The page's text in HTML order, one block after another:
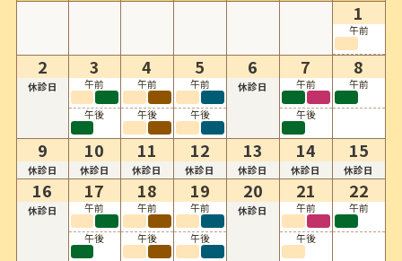
1
午前
2
休診日
3
午前
午後
4
午前
午後
5
午前
午後
6
休診日
7
午前
午後
8
午前
9
休診日
10
休診日
11
休診日
12
休診日
13
休診日
14
休診日
15
休診日
16
休診日
17
午前
午後
18
午前
午後
19
午前
午後
20
休診日
21
午前
午後
22
午前